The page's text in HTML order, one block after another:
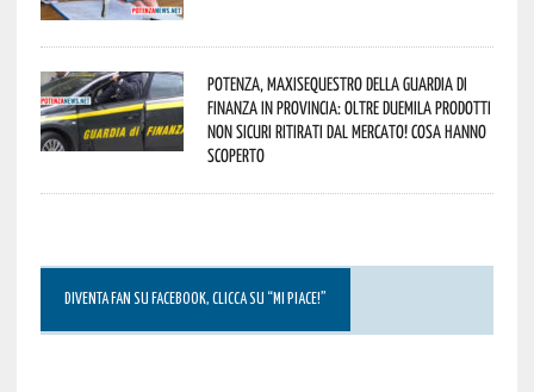
Potenza, maxisequestro della Guardia di
Finanza in provincia: oltre duemila prodotti
non sicuri ritirati dal mercato! Cosa hanno
scoperto
DIVENTA FAN SU FACEBOOK, CLICCA SU “MI PIACE!”